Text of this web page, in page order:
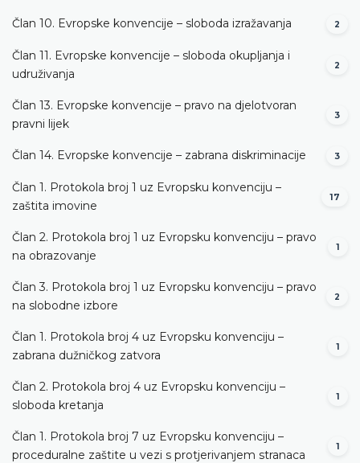
Član 10. Evropske konvencije – sloboda izražavanja 2
Član 11. Evropske konvencije – sloboda okupljanja i
udruživanja
2
Član 13. Evropske konvencije – pravo na djelotvoran
pravni lijek
3
Član 14. Evropske konvencije – zabrana diskriminacije 3
Član 1. Protokola broj 1 uz Evropsku konvenciju –
zaštita imovine
17
Član 2. Protokola broj 1 uz Evropsku konvenciju – pravo
na obrazovanje
1
Član 3. Protokola broj 1 uz Evropsku konvenciju – pravo
na slobodne izbore
2
Član 1. Protokola broj 4 uz Evropsku konvenciju –
zabrana dužničkog zatvora
1
Član 2. Protokola broj 4 uz Evropsku konvenciju –
sloboda kretanja
1
Član 1. Protokola broj 7 uz Evropsku konvenciju –
proceduralne zaštite u vezi s protjerivanjem stranaca
1